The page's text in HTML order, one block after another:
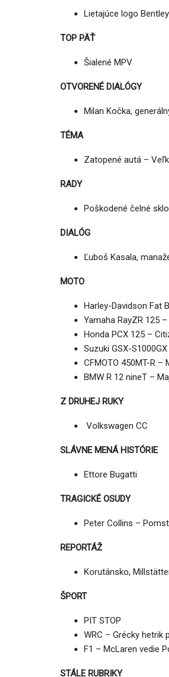
Lietajúce logo Bentley
TOP PÄŤ
Šialené MPV
OTVORENÉ DIALÓGY
Milan Kočka,
TÉMA
Zatopené autá –
RADY
Poškodené čelné sklo
DIALÓG
Ľuboš Kasala,
MOTO
Harley-Davidson Fat
Yamaha RayZR 125
Honda PCX 125 –
Suzuki GSX-
CFMOTO 450MT-R –
BMW R 12 nineT –
Z DRUHEJ RUKY
Volkswagen CC
SLÁVNE MENÁ HISTÓRIE
Ettore Bugatti
TRAGICKÉ OSUDY
Peter Collins –
REPORTÁŽ
Korutánsko,
ŠPORT
PIT STOP
WRC – Grécky hetrik
F1 – McLaren vedie
STÁLE RUBRIKY